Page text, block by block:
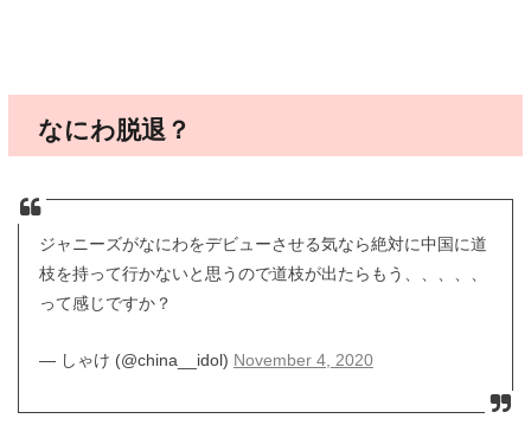
なにわ脱退？
ジャニーズがなにわをデビューさせる気なら絶対に中国に道
枝を持って行かないと思うので道枝が出たらもう、、、、、
って感じですか？
— しゃけ (@china__idol) November 4, 2020